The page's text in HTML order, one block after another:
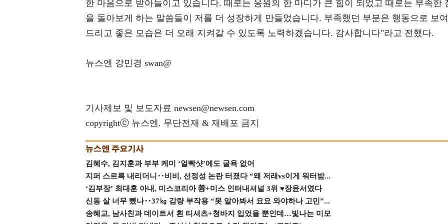
한 마음으로 받아들이고 있습니다. 때로는 응원의 한 마디가 큰 힘이 되었고 때로는 부족한
을 돌아보게 하는 말씀들이 저를 더 성장하게 만들었습니다. 부족했던 부분은 행동으로 보여
드리고 좋은 모습은 더 오래 지켜갈 수 있도록 노력하겠습니다. 감사합니다"라고 전했다.
뉴스엔 강민경 swan@
기사제보 및 보도자료 newsen@newsen.com
copyrightⓒ 뉴스엔. 무단전재 & 재배포 금지
김혜수, 김지훈과 부부 케미 ‘얼빡샷’에도 굴욕 없어
지퍼 스르륵 내리더니‥비비, 선정성 논란 터졌다 “왜 저래vs이게 워터밤...
‘김부장’ 최대훈 아내, 미스코리아 善+미스 인터내셔널 3위 ♥장윤서였다
신동 살 너무 뺐나‥37㎏ 감량 부작용 “못 알아봐서 요요 와야하나 고민”...
송혜교, 남사친과 데이트서 흰 티셔츠+청바지 입었을 뿐인데…빛나는 미모